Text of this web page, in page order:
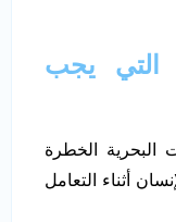
التي يجب
البحرية الخطرة
أثناء التعامل